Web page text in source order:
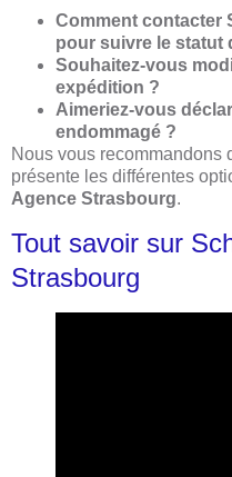
Comment contacter
pour suivre le statut
Souhaitez-vous
expédition ?
Aimeriez-vous
endommagé ?
Nous vous recommandons
présente les différentes
Agence Strasbourg.
Tout savoir sur
Strasbourg